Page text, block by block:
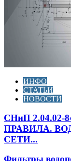
ИНФО
СТАТЬИ
НОВОСТИ
СНиП
ПРАВИЛА.
СЕТИ...